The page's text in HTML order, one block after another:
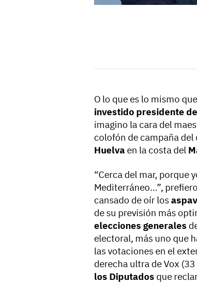
O lo que es lo mismo que
investido presidente
imagino la cara del
colofón de campaña
Huelva en la costa del
“Cerca del mar, porque
Mediterráneo…”,
cansado de oír los
de su previsión más
elecciones generales
electoral, más uno que
las votaciones en el
derecha ultra de Vox
los Diputados que